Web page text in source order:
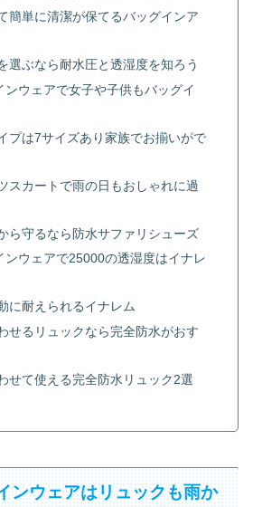
簡単に清潔が保てるバッグインア
選ぶなら耐水圧と透湿度を知ろう
ンウェアで女子や子供もバッグイ
プは7サイズあり家族でお揃いがで
スカートで雨の日もおしゃれに過
ら守るなら防水サファリシューズ
ンウェアで25000の透湿度はイナレ
に耐えられるイナレム
せるリュックなら完全防水がおす
せて使える完全防水リュック2選
ンウェアはリュックも雨か